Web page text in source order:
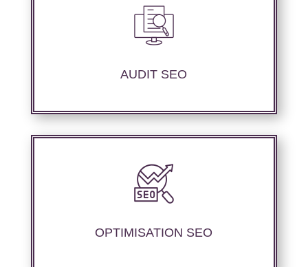
AUDIT SEO
Nous réalisons un audit de votre site web à
travers les mots clés pertinents, les principaux
OPTIMISATION SEO
Nous offrons des services d’optimisation
technique de site web, d’ajustement de
performances de référencement.